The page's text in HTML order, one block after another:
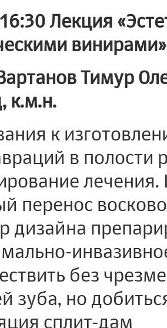
Лекция
винирами»
Тимур
к.м.н.
к
в полости
перенос
дизайна
без
зуба, но
сплит-дам